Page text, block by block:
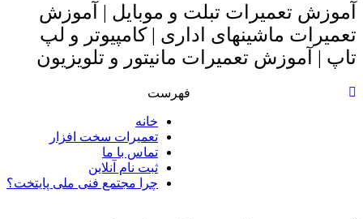
آموزش تعمیرات تبلت و موبایل | آموزش
تعمیرات ماشینهای اداری | کامپیوتر و لپ
تاپ | آموزش تعمیرات مانیتور و تلویزیون
فهرست
خانه
تعمیرات سخت افزار
تماس با ما
ثبت نام آنلاین
چرا مجتمع فنی ملی پایتخت؟